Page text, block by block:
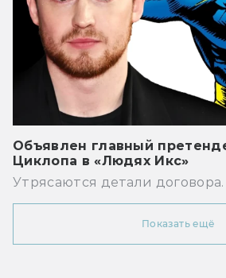
Объявлен главный
Циклопа в «Людях Икс»
Утрясаются детали договора.
Показать ещё